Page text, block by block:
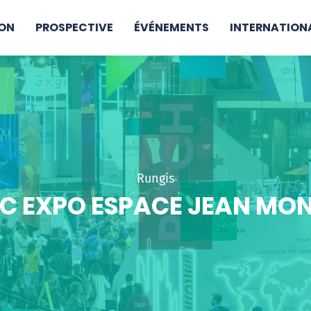
PROSPECTIVE ÉVÉNEMENTS
Rungis
EXPO ESPACE JEAN